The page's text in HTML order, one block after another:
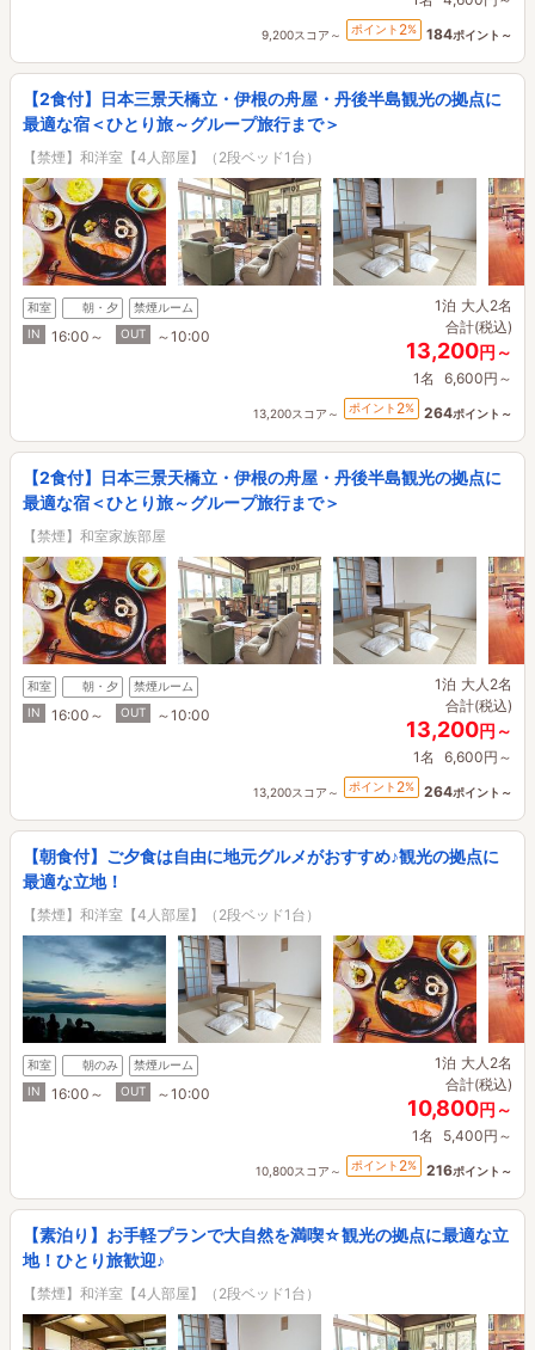
9,200スコア～ ポイント 2% 184ポイント～
【2食付】日本三景天橋立・伊根の舟屋・丹後半島観光の拠点に
最適な宿＜ひとり旅～グループ旅行まで＞
【禁煙】和洋室【4人部屋】（2段ベッド1台）
和室 朝・夕
禁煙ルーム
IN
16:00～ OUT ～10:00
1泊 大人2名
合計(税込)
13,200円～
1名 6,600円～
13,200スコア～ ポイント 2% 264ポイント～
【2食付】日本三景天橋立・伊根の舟屋・丹後半島観光の拠点に
最適な宿＜ひとり旅～グループ旅行まで＞
【禁煙】和室家族部屋
和室 朝・夕
禁煙ルーム
IN
16:00～ OUT ～10:00
1泊 大人2名
合計(税込)
13,200円～
1名 6,600円～
13,200スコア～ ポイント 2% 264ポイント～
【朝食付】ご夕食は自由に地元グルメがおすすめ♪観光の拠点に
最適な立地！
【禁煙】和洋室【4人部屋】（2段ベッド1台）
和室 朝のみ
禁煙ルーム
IN
16:00～ OUT ～10:00
1泊 大人2名
合計(税込)
10,800円～
1名 5,400円～
10,800スコア～ ポイント 2% 216ポイント～
【素泊り】お手軽プランで大自然を満喫☆観光の拠点に最適な立
地！ひとり旅歓迎♪
【禁煙】和洋室【4人部屋】（2段ベッド1台）